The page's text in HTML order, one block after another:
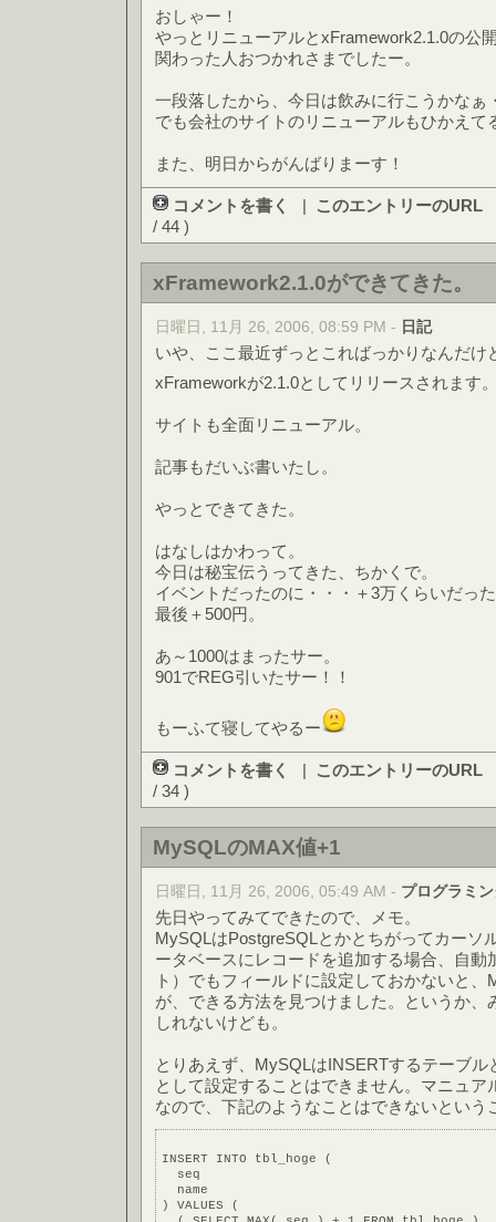
おしゃー！
やっとリニューアルとxFramework2.1.0の公
関わった人おつかれさまでしたー。
一段落したから、今日は飲みに行こうかなぁ
でも会社のサイトのリニューアルもひかえて
また、明日からがんばりまーす！
コメントを書く | このエントリーのURL
/ 44 )
xFramework2.1.0ができてきた。
日曜日, 11月 26, 2006, 08:59 PM - 日記
いや、ここ最近ずっとこればっかりなんだけ
xFrameworkが2.1.0としてリリースされます
サイトも全面リニューアル。
記事もだいぶ書いたし。
やっとできてきた。
はなしはかわって。
今日は秘宝伝うってきた、ちかくで。
イベントだったのに・・・＋3万くらいだっ
最後＋500円。
あ～1000はまったサー。
901でREG引いたサー！！
もーふて寝してやるー
コメントを書く | このエントリーのURL
/ 34 )
MySQLのMAX値+1
日曜日, 11月 26, 2006, 05:49 AM - プログラミ
先日やってみてできたので、メモ。
MySQLはPostgreSQLとかとちがってカーソ
ータベースにレコードを追加する場合、自動
ト）でもフィールドに設定しておかないと
が、できる方法を見つけました。というか、
しれないけども。
とりあえず、MySQLはINSERTするテーブ
として設定することはできません。マニュア
なので、下記のようなことはできないという
INSERT INTO tbl_hoge (
  seq
  name
) VALUES (